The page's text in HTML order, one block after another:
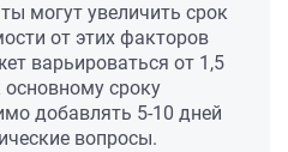
могут увеличить срок
от этих факторов
варьироваться от 1,5
сроку
добавлять 5-10 дней
вопросы.